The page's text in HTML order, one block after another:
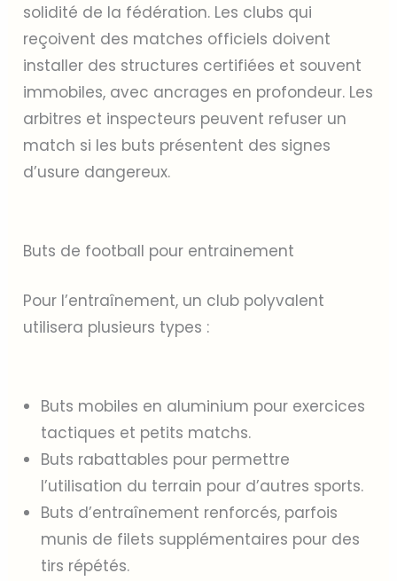
solidité de la fédération. Les clubs qui
reçoivent des matches officiels doivent
installer des structures certifiées et souvent
immobiles, avec ancrages en profondeur. Les
arbitres et inspecteurs peuvent refuser un
match si les buts présentent des signes
d’usure dangereux.
Buts de football pour entrainement
Pour l’entraînement, un club polyvalent
utilisera plusieurs types :
Buts mobiles en aluminium pour exercices
tactiques et petits matchs.
Buts rabattables pour permettre
l’utilisation du terrain pour d’autres sports.
Buts d’entraînement renforcés, parfois
munis de filets supplémentaires pour des
tirs répétés.